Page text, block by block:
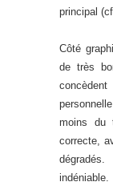
principal
Côté
de très
moins du
correcte,
indéniable.